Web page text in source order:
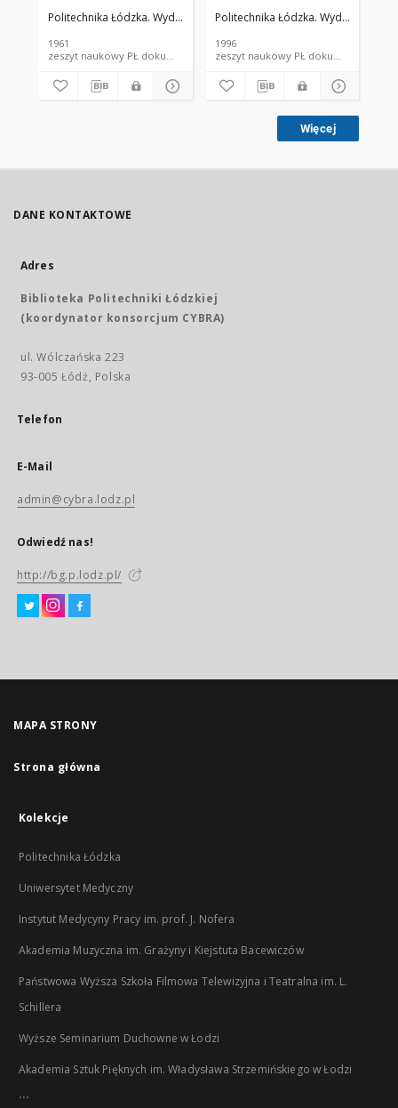
Politechnika Łódzka. Wydział Włókienniczy.
1961
zeszyt naukowy PŁ dokument piśmienniczy
Politechnika Łódzka. Wydział
1996
zeszyt naukowy PŁ dokument
Więcej
DANE KONTAKTOWE
Adres
Biblioteka Politechniki Łódzkiej
(koordynator konsorcjum CYBRA)
ul. Wólczańska 223
93-005 Łódź, Polska
Telefon
E-Mail
admin@cybra.lodz.pl
Odwiedź nas!
http://bg.p.lodz.pl/
MAPA STRONY
Strona główna
Kolekcje
Politechnika Łódzka
Uniwersytet Medyczny
Instytut Medycyny Pracy im. prof. J. Nofera
Akademia Muzyczna im. Grażyny i Kiejstuta Bacewiczów
Państwowa Wyższa Szkoła Filmowa Telewizyjna i Teatralna im. L.
Schillera
Wyższe Seminarium Duchowne w Łodzi
Akademia Sztuk Pięknych im. Władysława Strzemińskiego w Łodzi
...